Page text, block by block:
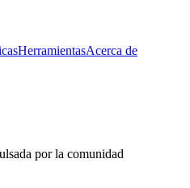
HerramientasAcerca de
por la comunidad